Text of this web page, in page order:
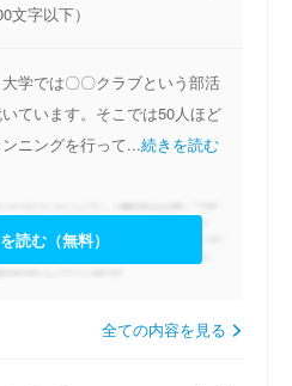
文字以下）
学では〇〇クラブという部活
ています。そこでは50人ほど
ニングを行って...続きを読む
読む（無料）
全ての内容を見る